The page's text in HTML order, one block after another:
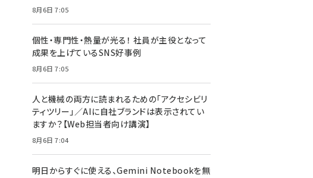
8月6日 7:05
個性・専門性・熱量が光る！ 社員が主役となって
成果を上げているSNS好事例
8月6日 7:05
人と機械の両方に読まれるための「アクセシビリ
ティツリー」／AIに自社ブランドは表示されてい
ますか？【Web担当者向け講演】
8月6日 7:04
明日からすぐに使える、Gemini Notebookを無